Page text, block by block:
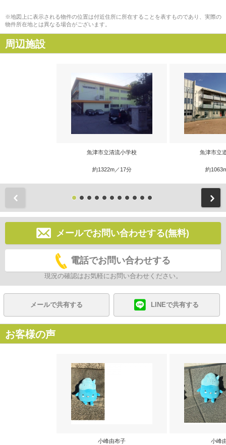
※地図上に表示される物件の位置は付近住所に所在することを表すものであり、実際の
物件所在地とは異なる場合がございます。
周辺施設
魚津市立清流小学校
約1322m／17分
魚津市立
約
メールでお問い合わせする(無料)
電話でお問い合わせする
現況の確認はお気軽にお問い合わせください。
メールで共有する LINEで共有する
お客様の声
小峰由布子 小峰